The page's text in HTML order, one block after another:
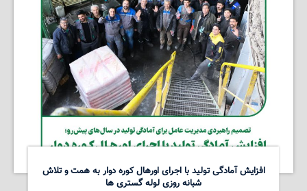
افزایش آمادگی تولید با اجرای اورهال کوره دوار به همت و تلاش
شبانه روزی لوله گستری ها